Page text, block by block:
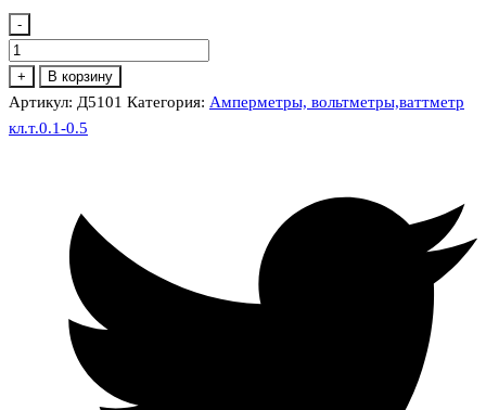
-
Количество
товара
Д5101
Амперметр
+ В корзину
Артикул: Д5101 Категория: Амперметры, вольтметры,ваттметр
кл.т.0.1-0.5